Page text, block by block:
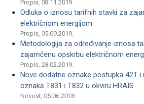
Propis, 08.11.2019.
Odluka o iznosu tarifnih stavki za
električnom energijom
Propis, 05.09.2019.
Metodologija za određivanje iznosa
zajamčenu opskrbu električnom
Propis, 28.02.2019.
Nove dodatne oznake postupka 42T i
oznaka T831 i T832 u okviru HRAIS
Novost, 05.06.2018.